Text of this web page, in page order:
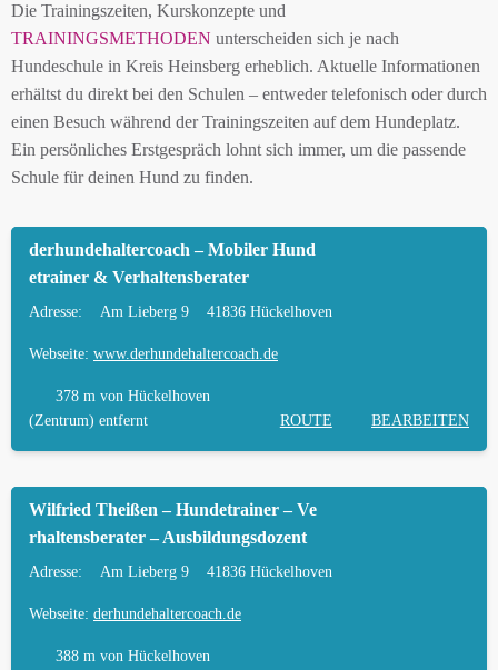
MOBILE HUNDETRAINER IN HÜCKELHOVEN
UND UMGEBUNG
HÜCKELHOVEN
HUNDEFREUNDLICHE ORTE UND
FREILAUFFLÄCHEN IN HÜCKELHOVEN
KREIS HEINSBERG – ONLINE-TEST
HUNDEPLATZ MIETEN FÜR EINEN SICHEREN
FREILAUF
HÄUFIGE FRAGEN ZUR HUNDESCHULE IN
HÜCKELHOVEN
TIERARZT UND NOTFALLTIERARZT IN
HÜCKELHOVEN
Die Trainingszeiten, Kurskonzepte und
TRAININGSMETHODEN unterscheiden sich je nach
Hundeschule in Kreis Heinsberg erheblich. Aktuelle Informationen
erhältst du direkt bei den Schulen – entweder telefonisch oder durch
einen Besuch während der Trainingszeiten auf dem Hundeplatz.
Ein persönliches Erstgespräch lohnt sich immer, um die passende
Schule für deinen Hund zu finden.
derhundehaltercoach – Mobiler Hund
etrainer & Verhaltensberater
Adresse: Am Lieberg 9 41836 Hückelhoven
Webseite: www.derhundehaltercoach.de
378 m von Hückelhoven
(Zentrum) entfernt
ROUTE BEARBEITEN
Wilfried Theißen – Hundetrainer – Ve
rhaltensberater – Ausbildungsdozent
Adresse: Am Lieberg 9 41836 Hückelhoven
Webseite: derhundehaltercoach.de
388 m von Hückelhoven